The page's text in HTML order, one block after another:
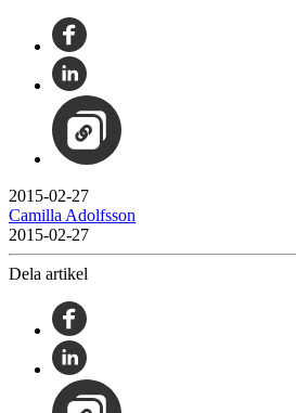
2015-02-27
Camilla Adolfsson
2015-02-27
Dela artikel